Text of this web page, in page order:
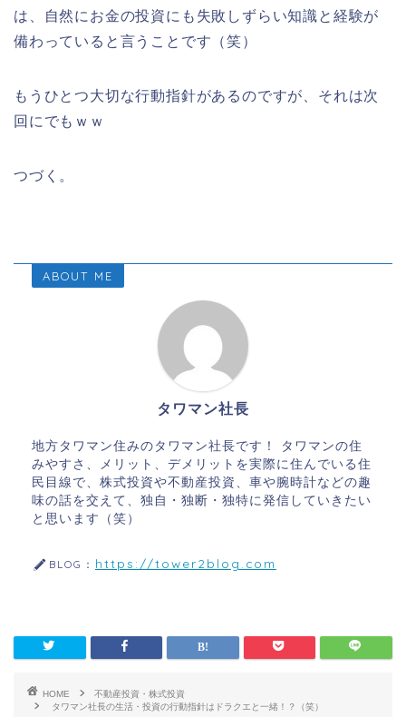
は、自然にお金の投資にも失敗しずらい知識と経験が
備わっていると言うことです（笑）
もうひとつ大切な行動指針があるのですが、それは次
回にでもｗｗ
つづく。
ABOUT ME
タワマン社長
地方タワマン住みのタワマン社長です！ タワマンの住
みやすさ、メリット、デメリットを実際に住んでいる住
民目線で、株式投資や不動産投資、車や腕時計などの趣
味の話を交えて、独自・独断・独特に発信していきたい
と思います（笑）
BLOG： https://tower2blog.com
HOME
不動産投資・株式投資
タワマン社長の生活・投資の行動指針はドラクエと一緒！？（笑）